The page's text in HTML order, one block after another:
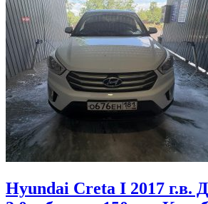
Hyundai Creta I 2017 г.в.